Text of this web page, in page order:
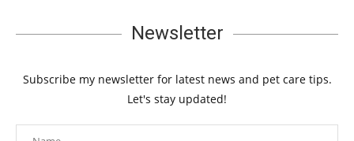
Newsletter
Subscribe my newsletter for latest news and pet care tips.
Let's stay updated!